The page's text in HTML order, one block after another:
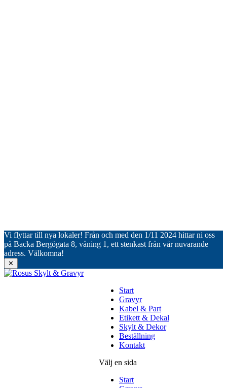
Vi flyttar till nya lokaler! Från och med den 1/11 2024 hittar ni oss
på Backa Bergögata 8, våning 1, ett stenkast från vår nuvarande
adress. Välkomna!
✕
Start
Gravyr
Kabel & Part
Etikett & Dekal
Skylt & Dekor
Beställning
Kontakt
Välj en sida
Start